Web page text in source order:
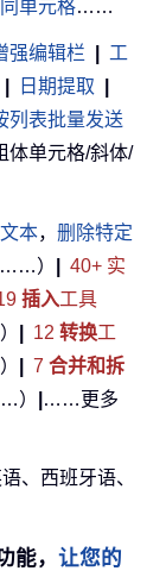
单元格……
强编辑栏
工
日期提取
列表批量发送
体单元格/斜体/
本， 删除特定
……）
40+ 实
插入工具
12 转换工
7 合并和拆
）
……更多
、西班牙语、
， 让您的